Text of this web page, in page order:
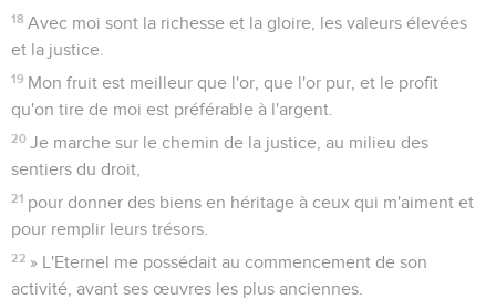
18 Avec moi sont la richesse et la gloire, les valeurs élevées
et la justice.
19 Mon fruit est meilleur que l'or, que l'or pur, et le profit
qu'on tire de moi est préférable à l'argent.
20 Je marche sur le chemin de la justice, au milieu des
sentiers du droit,
21 pour donner des biens en héritage à ceux qui m'aiment et
pour remplir leurs trésors.
22 » L'Eternel me possédait au commencement de son
activité, avant ses œuvres les plus anciennes.